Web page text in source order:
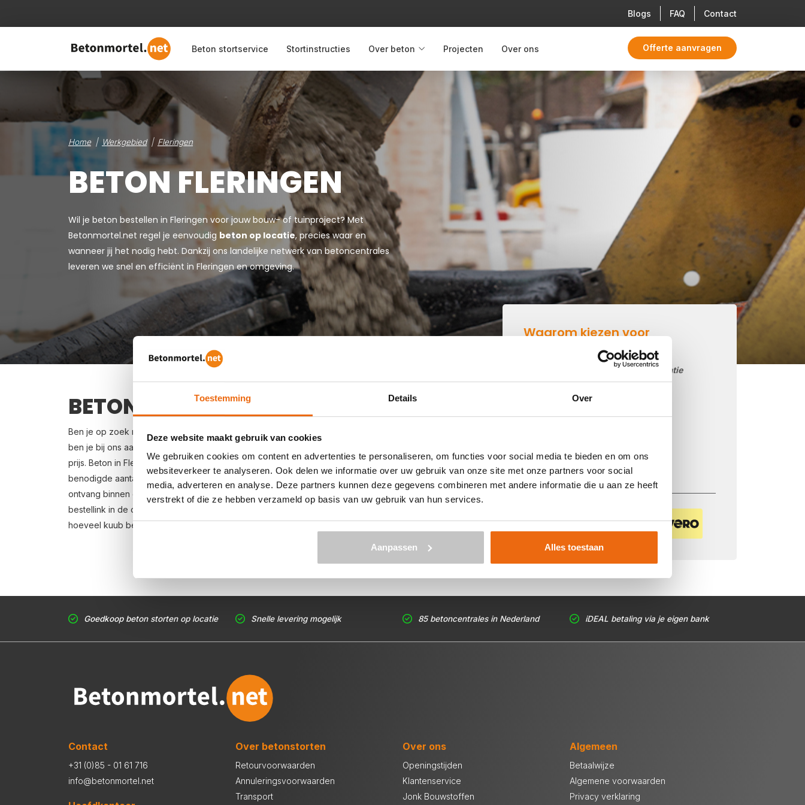
Toestemming Details Over
Deze website maakt gebruik van cookies
We gebruiken cookies om content en advertenties te personaliseren, om functies voor social media te bieden en om ons
websiteverkeer te analyseren. Ook delen we informatie over uw gebruik van onze site met onze partners voor social
media, adverteren en analyse. Deze partners kunnen deze gegevens combineren met andere informatie die u aan ze heeft
verstrekt of die ze hebben verzameld op basis van uw gebruik van hun services.
Aanpassen Alles toestaan
Blogs FAQ Contact
Beton stortservice Stortinstructies Over beton Projecten Over ons Offerte aanvragen
Home Werkgebied Fleringen
BETON FLERINGEN
Wil je beton bestellen in Fleringen voor jouw bouw- of tuinproject? Met
Betonmortel.net regel je eenvoudig beton op locatie, precies waar en
wanneer jij het nodig hebt. Dankzij ons landelijke netwerk van betoncentrales
leveren we snel en efficiënt in Fleringen en omgeving.
BETON BESTELLEN IN FLERINGEN
Ben je op zoek naar een leverancier bij jou in de buurt die goedkoop beton kan storten in Fleringen? Dan
ben je bij ons aan het juiste adres. Wij bezorgen kant-en-klaar beton in heel Nederland voor een voordelige
prijs. Beton in Fleringen bestellen is eenvoudig: vraag vrijblijvend eenofferteaan. Vul je postcode, het
benodigde aantal m3, het type beton, de optionele keuze voor een betonpomp en je e-mailadres in en
ontvang binnen enkele seconden een gerichte prijs per e-mail voor Fleringen. Aansluitend kun je middels de
bestellink in de offertemail je beton bestellen. Levering in Fleringen is al mogelijk in 3 werkdagen. Weet je niet
hoeveel kuub betonspecie je nodig hebt? Zie voor de berekening:
Waarom kiezen voor
Betonmortel.net
Goedkoop beton storten op locatie
Regelmatig nieuwe prijzen
Veilig betalen met:
Goedkoop beton storten op locatie Snelle levering mogelijk 85 betoncentrales in Nederland iDEAL betaling via je eigen bank
Contact
+31 (0)85 - 01 61 716
info@betonmortel.net
Over betonstorten
Retourvoorwaarden
Annuleringsvoorwaarden
Transport
Over ons
Openingstijden
Klantenservice
Jonk Bouwstoffen
Algemeen
Betaalwijze
Algemene voorwaarden
Privacy verklaring